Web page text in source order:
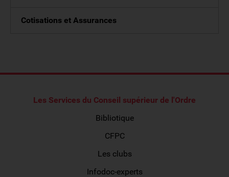
Cotisations et Assurances
Les Services du Conseil supérieur de l'Ordre
Bibliotique
CFPC
Les clubs
Infodoc-experts